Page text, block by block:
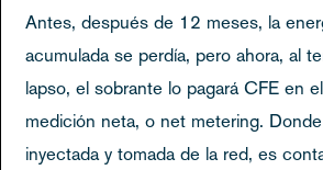
Antes, después de 12 meses, la
acumulada se perdía, pero ahora, al
lapso, el sobrante lo pagará CFE en
medición neta, o net metering.
inyectada y tomada de la red, es